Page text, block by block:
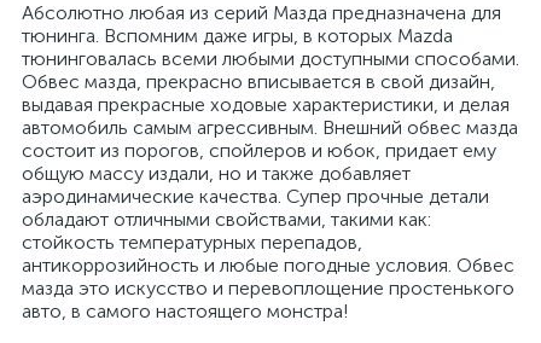
Абсолютно любая из серий Мазда предназначена для
тюнинга. Вспомним даже игры, в которых Mazda
тюнинговалась всеми любыми доступными способами.
Обвес мазда, прекрасно вписывается в свой дизайн,
выдавая прекрасные ходовые характеристики, и делая
автомобиль самым агрессивным. Внешний обвес мазда
состоит из порогов, спойлеров и юбок, придает ему
общую массу издали, но и также добавляет
аэродинамические качества. Супер прочные детали
обладают отличными свойствами, такими как:
стойкость температурных перепадов,
антикоррозийность и любые погодные условия. Обвес
мазда это искусство и перевоплощение простенького
авто, в самого настоящего монстра!